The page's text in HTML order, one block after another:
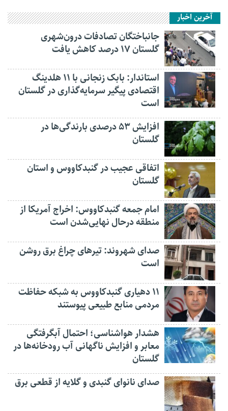
آخرین اخبار
جانباختگان تصادفات درون‌شهری
گلستان ۱۷ درصد کاهش یافت
استاندار: بابک زنجانی با ۱۱ هلدینگ
اقتصادی پیگیر سرمایه‌گذاری در گلستان
است
افزایش ۵۳ درصدی بارندگی‌ها در
گلستان
اتفاقی عجیب در‌ گنبدکاووس و استان
گلستان
امام جمعه گنبدکاووس: اخراج آمریکا از
منطقه درحال نهایی‌شدن است
صدای شهروند: تیرهای چراغ برق روشن
است
۱۱ دهیاری گنبدکاووس به شبکه حفاظت
مردمی منابع طبیعی پیوستند
هشدار هواشناسی؛ احتمال آبگرفتگی
معابر و افزایش ناگهانی آب رودخانه‌ها در
گلستان
صدای نانوای گنبدی و گلایه از قطعی برق